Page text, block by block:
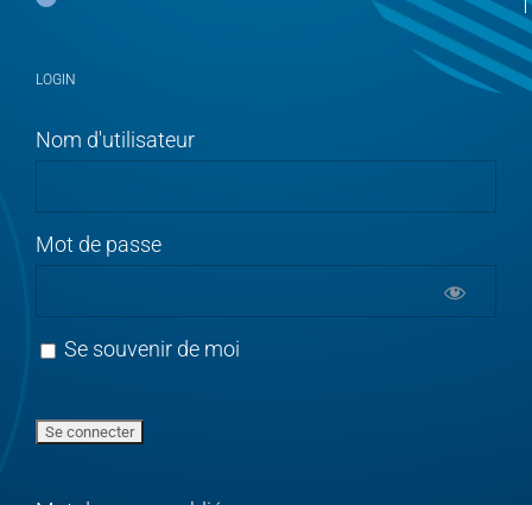
LOGIN
Nom d'utilisateur
Mot de passe
Se souvenir de moi